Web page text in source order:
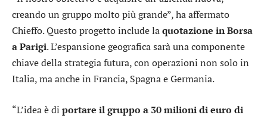
creando un gruppo molto più grande”, ha affermato
Chieffo. Questo progetto include laquotazione in Borsa
a Parigi. L’espansione geografica sarà una componente
chiave della strategia futura, con operazioni non solo in
Italia, ma anche in Francia, Spagna e Germania.
“L’idea è di portare il gruppo a 30 milioni di euro di